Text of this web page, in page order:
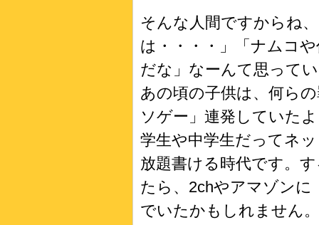
そんな人間ですからね
は・・・・」「ナムコ
だな」なーんて思って
あの頃の子供は、何ら
ソゲー」連発していた
学生や中学生だってネ
放題書ける時代です。
たら、2chやアマゾン
でいたかもしれません